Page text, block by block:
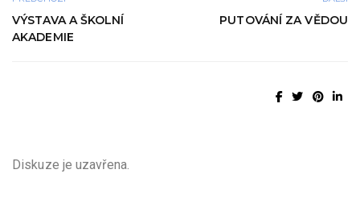
VÝSTAVA A ŠKOLNÍ
AKADEMIE
PUTOVÁNÍ ZA VĚDOU
Diskuze je uzavřena.